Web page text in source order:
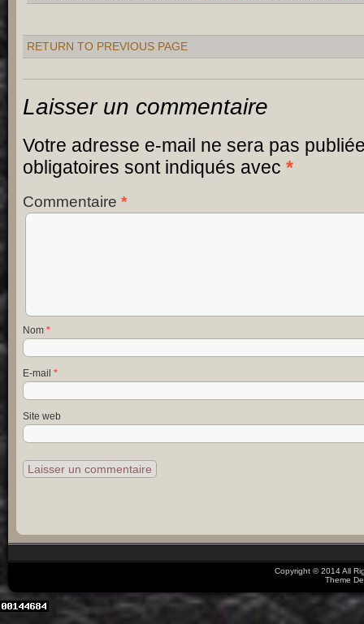
RETURN TO PREVIOUS PAGE
Laisser un commentaire
Votre adresse e-mail ne sera pas
obligatoires sont indiqués avec *
Commentaire *
Nom *
E-mail *
Site web
Copyright © 2014 All
Theme